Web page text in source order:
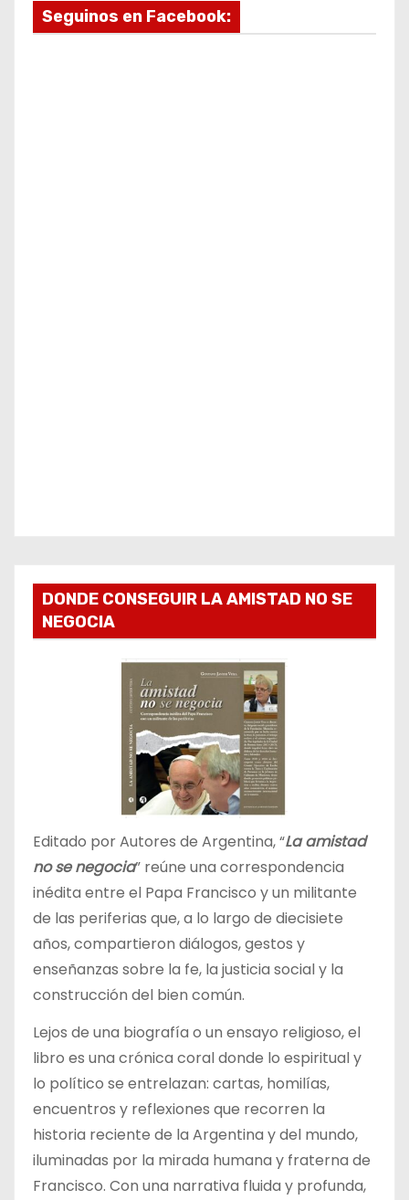
Seguinos en Facebook:
DONDE CONSEGUIR LA AMISTAD NO SE
NEGOCIA
Editado por Autores de Argentina, “La amistad
no se negocia” reúne una correspondencia
inédita entre el Papa Francisco y un militante
de las periferias que, a lo largo de diecisiete
años, compartieron diálogos, gestos y
enseñanzas sobre la fe, la justicia social y la
construcción del bien común.
Lejos de una biografía o un ensayo religioso, el
libro es una crónica coral donde lo espiritual y
lo político se entrelazan: cartas, homilías,
encuentros y reflexiones que recorren la
historia reciente de la Argentina y del mundo,
iluminadas por la mirada humana y fraterna de
Francisco. Con una narrativa fluida y profunda,